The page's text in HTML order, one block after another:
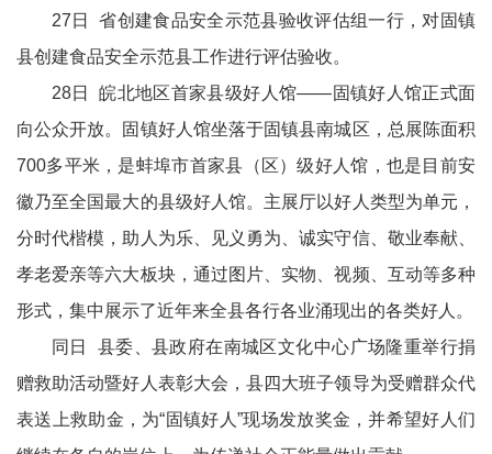
27日 省创建食品安全示范县验收评估组一行，对固镇
县创建食品安全示范县工作进行评估验收。
28日 皖北地区首家县级好人馆——固镇好人馆正式面
向公众开放。固镇好人馆坐落于固镇县南城区，总展陈面积
700多平米，是蚌埠市首家县（区）级好人馆，也是目前安
徽乃至全国最大的县级好人馆。主展厅以好人类型为单元，
分时代楷模，助人为乐、见义勇为、诚实守信、敬业奉献、
孝老爱亲等六大板块，通过图片、实物、视频、互动等多种
形式，集中展示了近年来全县各行各业涌现出的各类好人。
同日 县委、县政府在南城区文化中心广场隆重举行捐
赠救助活动暨好人表彰大会，县四大班子领导为受赠群众代
表送上救助金，为“固镇好人”现场发放奖金，并希望好人们